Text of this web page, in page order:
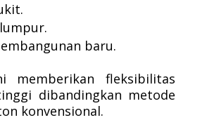
baru.
memberikan fleksibilitas
dibandingkan metode
konvensional.